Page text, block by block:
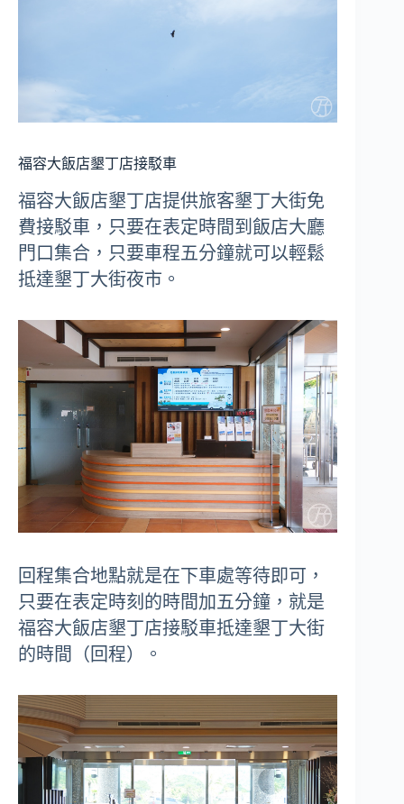
福容大飯店墾丁店接駁車
福容大飯店墾丁店提供旅客墾丁大街免
費接駁車，只要在表定時間到飯店大廳
門口集合，只要車程五分鐘就可以輕鬆
抵達墾丁大街夜市。
回程集合地點就是在下車處等待即可，
只要在表定時刻的時間加五分鐘，就是
福容大飯店墾丁店接駁車抵達墾丁大街
的時間（回程）。